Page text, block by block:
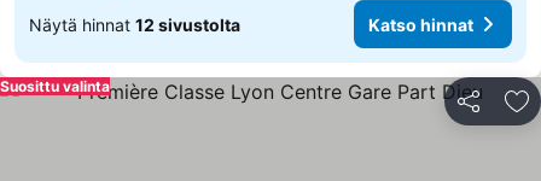
Näytä hinnat 12 sivustolta Katso hinnat
Jaa
Suosittu valinta